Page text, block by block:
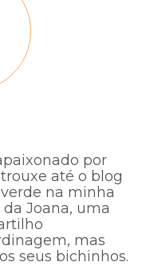
por
até o blog
na minha
Joana, uma
mas
seus bichinhos.